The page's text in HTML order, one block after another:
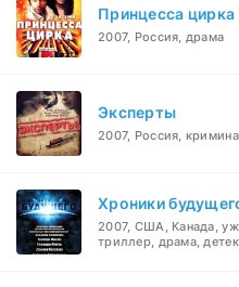
Принцесса цирка
2007, Россия, драма
Эксперты
2007, Россия,
Хроники
2007, США, Канада,
триллер, драма,